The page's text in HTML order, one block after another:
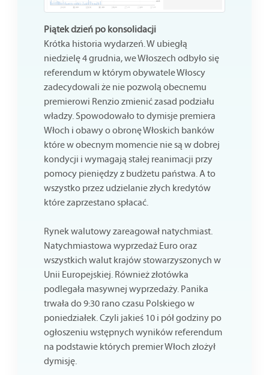
Piątek dzień po konsolidacji
Krótka historia wydarzeń. W ubiegłą
niedzielę 4 grudnia, we Włoszech odbyło się
referendum w którym obywatele Włoscy
zadecydowali że nie pozwolą obecnemu
premierowi Renzio zmienić zasad podziału
władzy. Spowodowało to dymisje premiera
Włoch i obawy o obronę Włoskich banków
które w obecnym momencie nie są w dobrej
kondycji i wymagają stałej reanimacji przy
pomocy pieniędzy z budżetu państwa. A to
wszystko przez udzielanie złych kredytów
które zaprzestano spłacać.
Rynek walutowy zareagował natychmiast.
Natychmiastowa wyprzedaż Euro oraz
wszystkich walut krajów stowarzyszonych w
Unii Europejskiej. Również złotówka
podlegała masywnej wyprzedaży. Panika
trwała do 9:30 rano czasu Polskiego w
poniedziałek. Czyli jakieś 10 i pół godziny po
ogłoszeniu wstępnych wyników referendum
na podstawie których premier Włoch złożył
dymisję.